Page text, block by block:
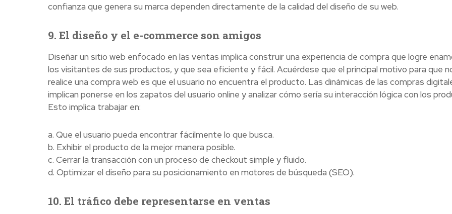
confianza que genera su marca dependen directamente de la calidad del diseño de su web.
9. El diseño y el e-commerce son amigos
Diseñar un sitio web enfocado en las ventas implica construir una experiencia de compra que logre
los visitantes de sus productos, y que sea eficiente y fácil. Acuérdese que el principal motivo para que
realice una compra web es que el usuario no encuentra el producto. Las dinámicas de las compras
implican ponerse en los zapatos del usuario online y analizar cómo sería su interacción lógica con los
Esto implica trabajar en:
a. Que el usuario pueda encontrar fácilmente lo que busca.
b. Exhibir el producto de la mejor manera posible.
c. Cerrar la transacción con un proceso de checkout simple y fluido.
d. Optimizar el diseño para su posicionamiento en motores de búsqueda (SEO).
10. El tráfico debe representarse en ventas